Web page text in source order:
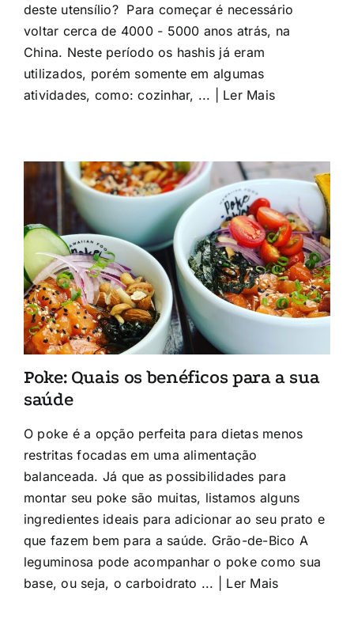
deste utensílio? Para começar é necessário
voltar cerca de 4000 - 5000 anos atrás, na
China. Neste período os hashis já eram
utilizados, porém somente em algumas
atividades, como: cozinhar, ... | Ler Mais
Poke: Quais os benéficos para a sua
saúde
O poke é a opção perfeita para dietas menos
restritas focadas em uma alimentação
balanceada. Já que as possibilidades para
montar seu poke são muitas, listamos alguns
ingredientes ideais para adicionar ao seu prato e
que fazem bem para a saúde. Grão-de-Bico A
leguminosa pode acompanhar o poke como sua
base, ou seja, o carboidrato ... | Ler Mais